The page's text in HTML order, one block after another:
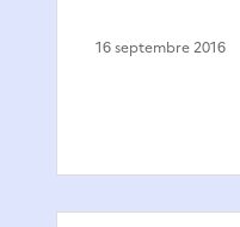
16 septembre 2016